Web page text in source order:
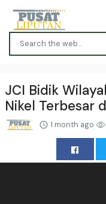
JCI Bidik
Nikel Terbesar
1 month ago